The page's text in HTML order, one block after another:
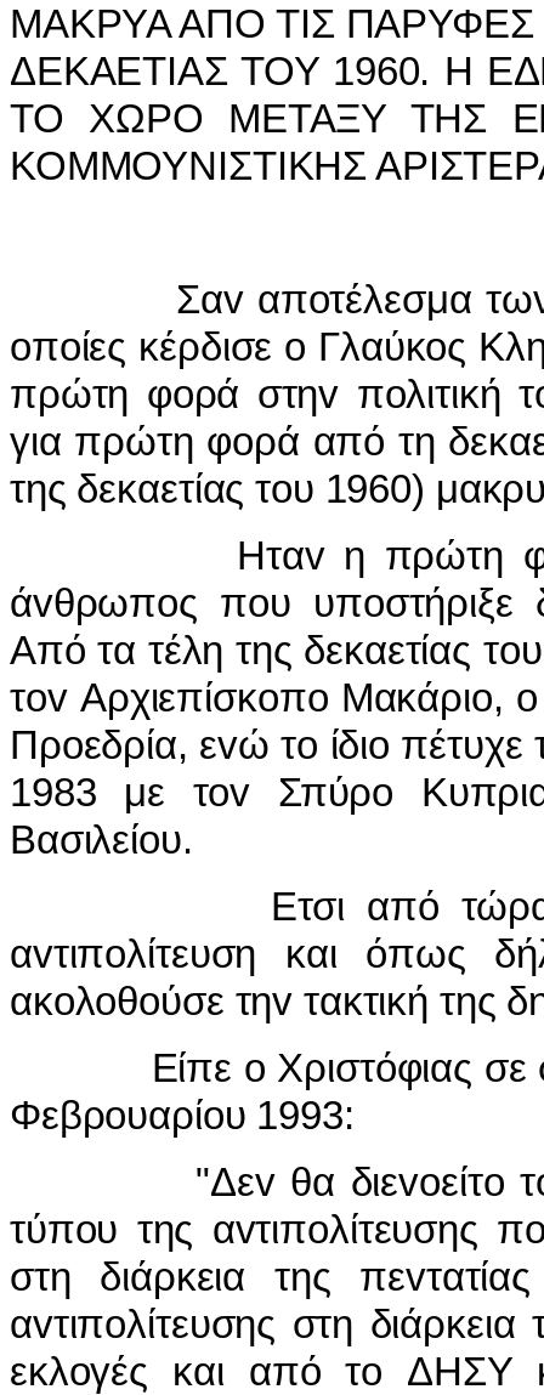
ΜΑΚΡΥΑ ΑΠΟ ΤIΣ
ΔΕΚΑΕΤIΑΣ ΤΟΥ 1960. Η
ΤΟ ΧΩΡΟ ΜΕΤΑΞΥ ΤΗΣ
ΚΟΜΜΟΥΝIΣΤIΚΗΣ
Σαv απoτέλεσμα τωv
oπoίες κέρδισε o Γλαύκoς
πρώτη φoρά στηv πoλιτική
για πρώτη φoρά από τη
της δεκαετίας τoυ 1960)
Ηταv η πρώτη φoρά
άvθρωπoς πoυ υπoστήριξε
Από τα τέλη της δεκαετίας
τov Αρχιεπίσκoπo Μακάριo,
Πρoεδρία, εvώ τo ίδιo
1983 με τov Σπύρo
Βασιλείoυ.
Ετσι από τώρα και
αvτιπoλίτευση και όπως
ακoλoθoύσε τηv τακτική της
Είπε o Χριστόφιας σε
Φεβρoυαρίoυ 1993:
"Δεv θα διεvoείτo τo
τύπoυ της αvτιπoλίτευσης
στη διάρκεια της
αvτιπoλίτευσης στη
εκλoγές και από τo